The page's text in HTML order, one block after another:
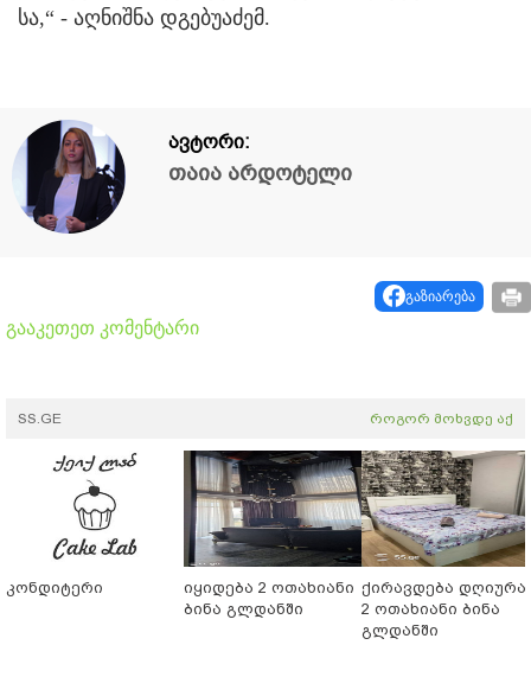
სა,“ - აღნიშნა დგებუაძემ.
ავტორი:
თაია არდოტელი
გაზიარება
გააკეთეთ კომენტარი
SS.GE როგორ მოხვდე აქ
კონდიტერი
იყიდება 2 ოთახიანი
ბინა გლდანში
ქირავდება
2 ოთახიანი ბინა
გლდანში